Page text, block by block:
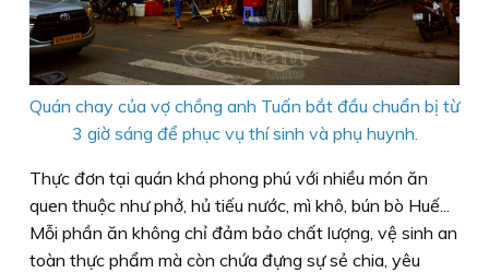
Quán chay của vợ chồng anh Tuấn bắt đầu chuẩn bị từ
3 giờ sáng để phục vụ thí sinh và phụ huynh.
Thực đơn tại quán khá phong phú với nhiều món ăn
quen thuộc như phở, hủ tiếu nước, mì khô, bún bò Huế...
Mỗi phần ăn không chỉ đảm bảo chất lượng, vệ sinh an
toàn thực phẩm mà còn chứa đựng sự sẻ chia, yêu